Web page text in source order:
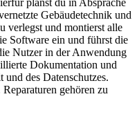
Gebäudetechnik und
verlegst und montierst alle
Software ein und führst die
Nutzer in der Anwendung
Dokumentation und
des Datenschutzes.
gehören zu